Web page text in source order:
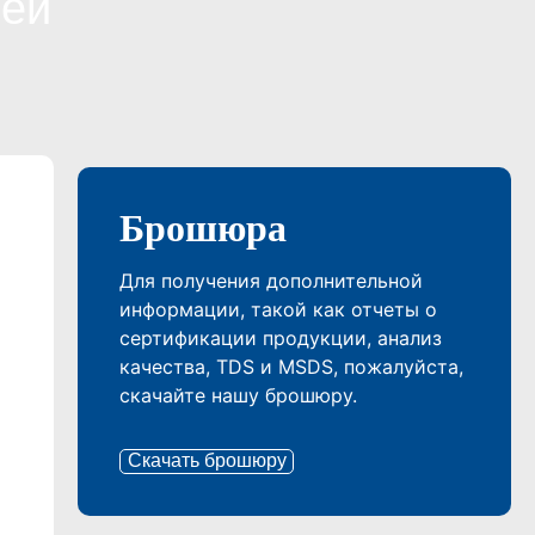
Брошюра
Для получения дополнительной
информации, такой как отчеты о
сертификации продукции, анализ
качества, TDS и MSDS, пожалуйста,
скачайте нашу брошюру.
Скачать брошюру